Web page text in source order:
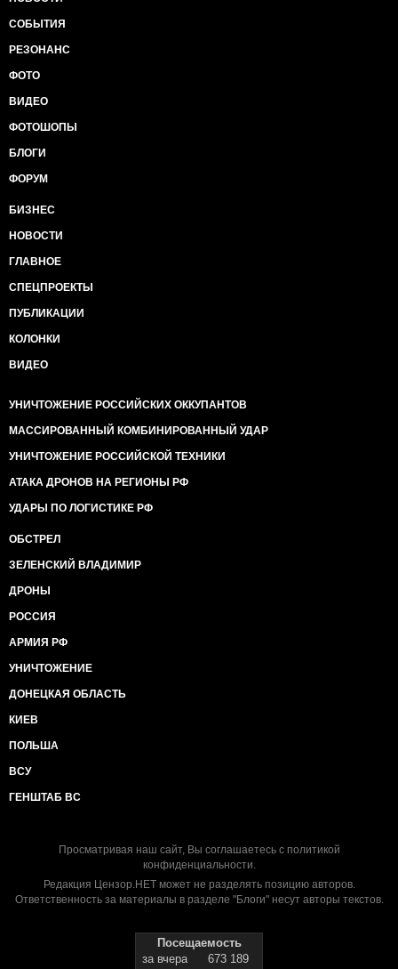
СОБЫТИЯ
РЕЗОНАНС
ФОТО
ВИДЕО
ФОТОШОПЫ
БЛОГИ
ФОРУМ
БИЗНЕС
НОВОСТИ
ГЛАВНОЕ
СПЕЦПРОЕКТЫ
ПУБЛИКАЦИИ
КОЛОНКИ
ВИДЕО
УНИЧТОЖЕНИЕ РОССИЙСКИХ ОККУПАНТОВ
МАССИРОВАННЫЙ КОМБИНИРОВАННЫЙ УДАР
УНИЧТОЖЕНИЕ РОССИЙСКОЙ ТЕХНИКИ
АТАКА ДРОНОВ НА РЕГИОНЫ РФ
УДАРЫ ПО ЛОГИСТИКЕ РФ
ОБСТРЕЛ
ЗЕЛЕНСКИЙ ВЛАДИМИР
ДРОНЫ
РОССИЯ
АРМИЯ РФ
УНИЧТОЖЕНИЕ
ДОНЕЦКАЯ ОБЛАСТЬ
КИЕВ
ПОЛЬША
ВСУ
ГЕНШТАБ ВС
Просматривая наш сайт, Вы соглашаетесь с политикой
конфиденциальности.
Редакция Цензор.НЕТ может не разделять позицию авторов.
Ответственность за материалы в разделе "Блоги" несут авторы текстов.
Посещаемость
за вчера
673 189